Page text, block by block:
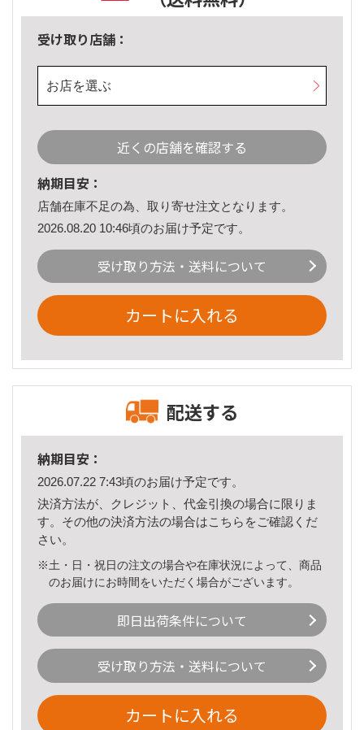
受け取り店舗：
お店を選ぶ
近くの店舗を確認する
納期目安：
店舗在庫不足の為、取り寄せ注文となります。
2026.08.20 10:46頃のお届け予定です。
受け取り方法・送料について
カートに入れる
配送する
納期目安：
2026.07.22 7:43頃のお届け予定です。
決済方法が、クレジット、代金引換の場合に限りま
す。その他の決済方法の場合はこちら をご確認くだ
さい。
※土・日・祝日の注文の場合や在庫状況によって、商品
のお届けにお時間をいただく場合がございます。
即日出荷条件について
受け取り方法・送料について
カートに入れる